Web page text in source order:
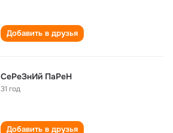
Добавить в друзья
СеРеЗнИй ПаРеН
31 год
Добавить в друзья